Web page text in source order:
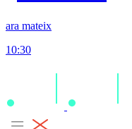
ara mateix
10:30